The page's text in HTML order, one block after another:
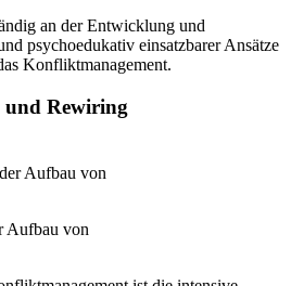
an der Entwicklung und
psychoedukativ einsatzbarer Ansätze
Konfliktmanagement.
und Rewiring
Aufbau von